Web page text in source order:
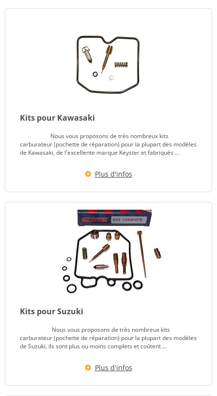
Kits pour Kawasaki
Nous vous proposons de très nombreux kits
carburateur (pochette de réparation) pour la plupart des modèles
de Kawasaki, de l'excellente marque Keyster et fabriqués ...
Plus d'infos
Kits pour Suzuki
Nous vous proposons de très nombreux kits
carburateur (pochette de réparation) pour la plupart des modèles
de Suzuki, ils sont plus ou moins complets et coûtent ...
Plus d'infos